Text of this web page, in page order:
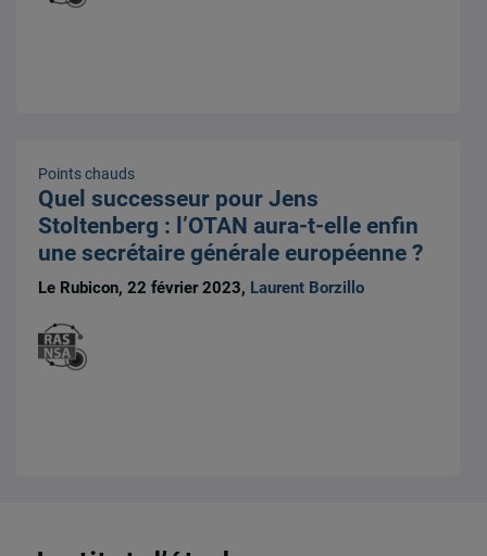
Points chauds
Quel successeur pour Jens
Stoltenberg : l’OTAN aura-t-elle enfin
une secrétaire générale européenne ?
Le Rubicon, 22 février 2023, Laurent Borzillo